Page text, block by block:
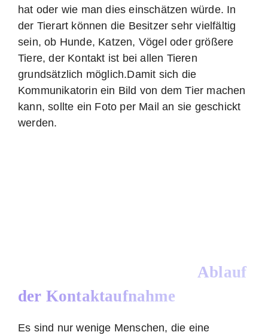
hat oder wie man dies einschätzen würde. In
der Tierart können die Besitzer sehr vielfältig
sein, ob Hunde, Katzen, Vögel oder größere
Tiere, der Kontakt ist bei allen Tieren
grundsätzlich möglich.Damit sich die
Kommunikatorin ein Bild von dem Tier machen
kann, sollte ein Foto per Mail an sie geschickt
werden.
Ablauf
der Kontaktaufnahme
Es sind nur wenige Menschen, die eine